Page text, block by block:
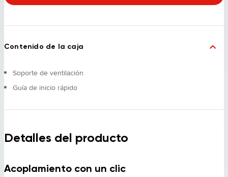
Contenido de la caja
Soporte de ventilación
Guía de inicio rápido
Detalles del producto
Acoplamiento con un clic